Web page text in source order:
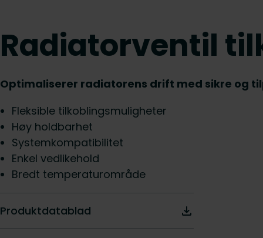
Radiatorventil
Optimaliserer radiatorens drift med sikre og
Fleksible tilkoblingsmuligheter
Høy holdbarhet
Systemkompatibilitet
Enkel vedlikehold
Bredt temperaturområde
Produktdatablad